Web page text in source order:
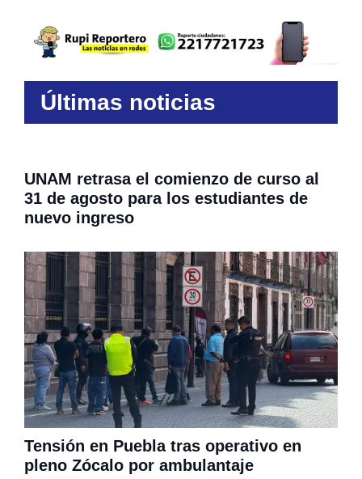
Últimas noticias
UNAM retrasa el comienzo de curso al
31 de agosto para los estudiantes de
nuevo ingreso
Tensión en Puebla tras operativo en
pleno Zócalo por ambulantaje